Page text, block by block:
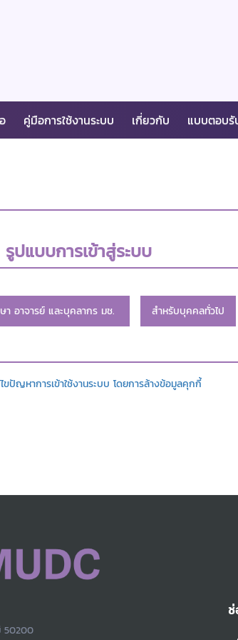
คู่มือการใช้งานระบบ เกี่ยวกับ แบบตอบรั
รูปแบบการเข้าสู่ระบบ
อาจารย์ และบุคลากร มช. สำหรับบุคคลทั่วไป
ขปัญหาการเข้าใช้งานระบบ โดยการล้างข้อมูลคุกกี้
50200